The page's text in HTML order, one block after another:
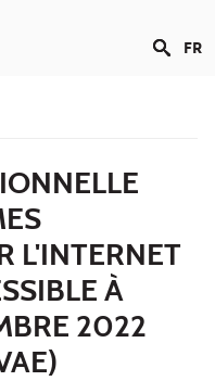
FR
L'INTERNET
À
2022